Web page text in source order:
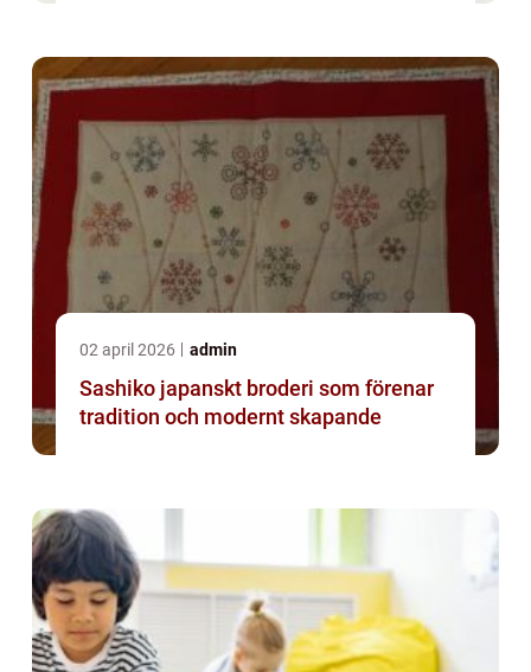
02 april 2026 admin
Sashiko japanskt broderi som förenar
tradition och modernt skapande